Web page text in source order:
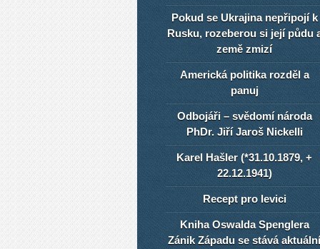
Pokud se Ukrajina nepřipojí k
Rusku, rozeberou si její půdu
země zmizí
Americká politika rozděl a
panuj
Odbojáři – svědomí národa
PhDr. Jiří Jaroš Nickelli
Karel Hašler (*31.10.1879, +
22.12.1941)
Recept pro levici
Kniha Oswalda Spenglera
Zánik Západu se stává aktuální